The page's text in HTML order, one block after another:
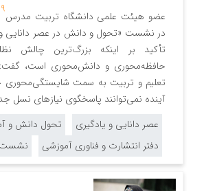
۹ شهریور ۱۴۰۴
عضو هیئت علمی دانشگاه تربیت مدرس
در نشست «تحول و دانش در عصر دانایی و
تأکید بر اینکه بزرگ‌ترین چالش
حافظه‌محوری و دانش‌محوری است، گفت:
تعلیم و تربیت به سمت شایستگی‌محوری
آینده نمی‌توانند پاسخگوی نیازهای نسل
عصر دانایی و یادگیری
تحول دانش و
دفتر انتشارت و فناوری آموزشی
نشست